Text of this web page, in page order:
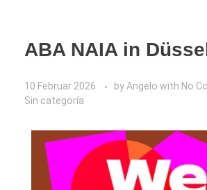
ABA NAIA in
10 Februar 2026 byAngelo with No
Sin categoría